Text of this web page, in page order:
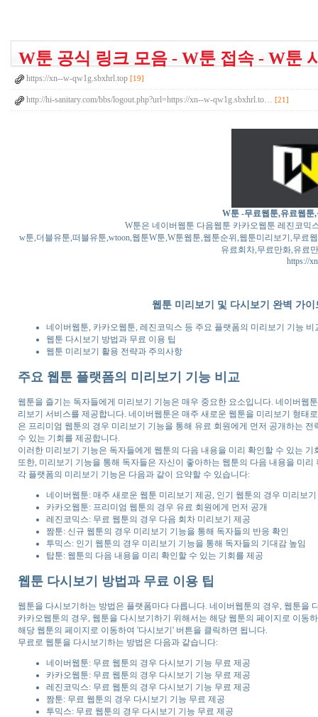
W툰 공식 링크 모음 - W툰 접속 - W툰
https://xn--w-qw1g.sbxhrl.top [19]
http://hi-sanitary.com/bbs/logout.php?url=https://xn--w-qw1g.sbxhrl.to… [21]
W툰 -무료웹툰,유료웹툰
W툰은 네이버웹툰 다음웹툰 카카오웹툰 레진코믹
w툰,더블유툰,떠블유툰,wtoon,웹툰W툰,W툰웹툰,웹툰순위,웹툰미리보기,무
유료회차,무료만화,유료
https://
웹툰 미리보기 및 다시보기 완벽 가
네이버웹툰, 카카오웹툰, 레진코믹스 등 주요 플랫폼의 미리보기 기능 비
웹툰 다시보기 방법과 무료 이용 팁
웹툰 미리보기 활용 전략과 주의사항
주요 웹툰 플랫폼의 미리보기 기능 비교
웹툰을 즐기는 독자들에게 미리보기 기능은 매우 중요한 요소입니다. 네이버웹
리보기 서비스를 제공합니다. 네이버웹툰은 매주 새로운 웹툰을 미리보기 형
은 프리미엄 웹툰의 경우 미리보기 기능을 통해 유료 회원에게 먼저 공개하는
수 있는 기회를 제공합니다.
이러한 미리보기 기능은 독자들에게 웹툰의 다음 내용을 미리 확인할 수 있는
또한, 미리보기 기능을 통해 독자들은 자신이 좋아하는 웹툰의 다음 내용을 미
각 플랫폼의 미리보기 기능은 다음과 같이 요약할 수 있습니다:
네이버웹툰: 매주 새로운 웹툰 미리보기 제공, 인기 웹툰의 경우 미리보
카카오웹툰: 프리미엄 웹툰의 경우 유료 회원에게 먼저 공개
레진코믹스: 무료 웹툰의 경우 다음 회차 미리보기 제공
짬툰: 신규 웹툰의 경우 미리보기 기능을 통해 독자들의 반응 확인
투믹스: 인기 웹툰의 경우 미리보기 기능을 통해 독자들의 기대감 높임
탑툰: 웹툰의 다음 내용을 미리 확인할 수 있는 기회를 제공
웹툰 다시보기 방법과 무료 이용 팁
웹툰을 다시보기하는 방법은 플랫폼마다 다릅니다. 네이버웹툰의 경우, 웹툰
카카오웹툰의 경우, 웹툰을 다시보기하기 위해서는 해당 웹툰의 페이지로 이
해당 웹툰의 페이지로 이동하여 '다시보기' 버튼을 클릭하면 됩니다.
무료로 웹툰을 다시보기하는 방법은 다음과 같습니다:
네이버웹툰: 무료 웹툰의 경우 다시보기 기능 무료 제공
카카오웹툰: 무료 웹툰의 경우 다시보기 기능 무료 제공
레진코믹스: 무료 웹툰의 경우 다시보기 기능 무료 제공
짬툰: 무료 웹툰의 경우 다시보기 기능 무료 제공
투믹스: 무료 웹툰의 경우 다시보기 기능 무료 제공